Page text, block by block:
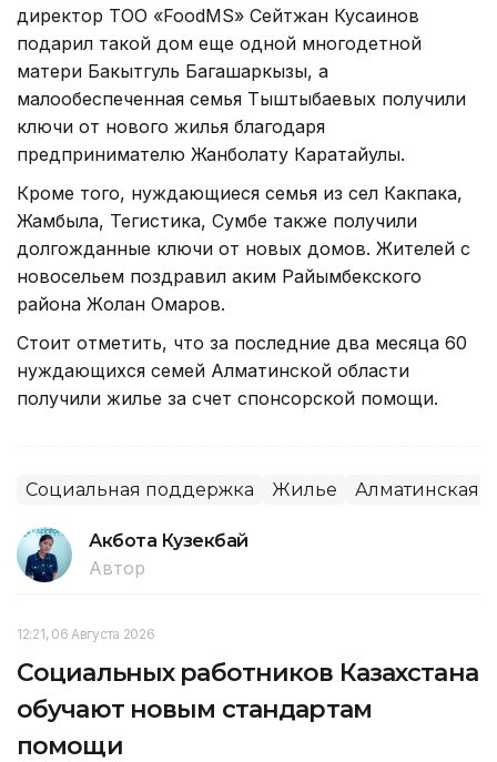
директор ТОО «FoodMS» Сейтжан Кусаинов
подарил такой дом еще одной многодетной
матери Бакытгуль Багашаркызы, а
малообеспеченная семья Тыштыбаевых получили
ключи от нового жилья благодаря
предпринимателю Жанболату Каратайулы.
Кроме того, нуждающиеся семья из сел Какпака,
Жамбыла, Тегистика, Сумбе также получили
долгожданные ключи от новых домов. Жителей с
новосельем поздравил аким Райымбекского
района Жолан Омаров.
Стоит отметить, что за последние два месяца 60
нуждающихся семей Алматинской области
получили жилье за счет спонсорской помощи.
Социальная поддержка Жилье Алматинская
Акбота Кузекбай
Автор
12:21, 06 Августа 2026
Социальных работников Казахстана
обучают новым стандартам
помощи